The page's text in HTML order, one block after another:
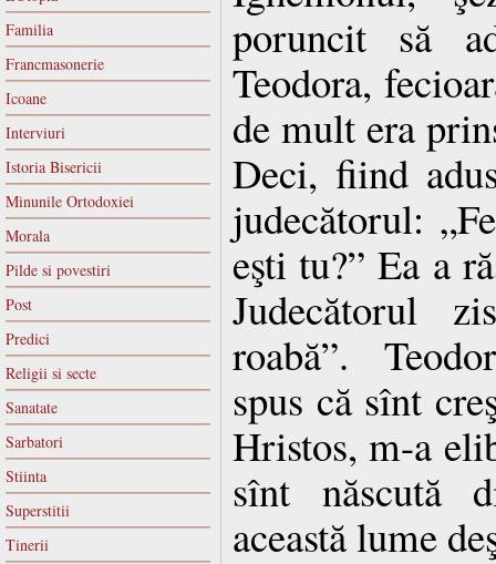
Familia
Francmasonerie
Icoane
Interviuri
Istoria Bisericii
Minunile Ortodoxiei
Morala
Pilde si povestiri
Post
Predici
Religii si secte
Sanatate
Sarbatori
Stiinta
Superstitii
Tinerii
poruncit să
Teodora,
de mult era
Deci, fiind
judecătorul:
eşti tu?” Ea a
Judecătorul
roabă”.
spus că sînt
Hristos, m-a
sînt născută
această lume